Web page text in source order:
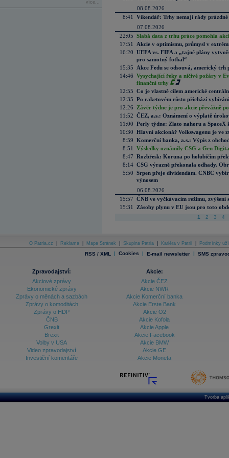
více...
08.08.2026
8:41
Víkendář: Trhy nemají rády prázdné
07.08.2026
22:05 Slabá data z trhu práce pomohla
17:51
Akcie v optimismu, průmysl v
16:20 UEFA vs. FIFA a „tajné plány
pro samotný fotbal“
15:35
Akce Fedu se odsouvá, americký
14:46 Vysychající řeky a ničivé požáry v
finanční trhy
12:55 Co je vlastně cílem americké
12:35 Po raketovém růstu přichází
12:26
Závěr týdne je pro akcie převážně
11:52 ČEZ, a.s.: Oznámení o výplatě
11:00 Perly týdne: Zlato nahoru a SpaceX
10:30 Hlavní akcionář Volkswagenu je ve
8:59 Komerční banka, a.s.: Výpis z
8:51
Výsledky oznámily CSG a Gen
8:47 Rozbřesk: Koruna po holubičím
8:14 CSG výrazně překonala odhady.
5:50 Srpen přeje dividendám. CNBC
výnosem
06.08.2026
15:57 ČNB ve vyčkávacím režimu, zvýšení
15:31
Zásoby plynu v EU jsou pro toto
1 2 3 4
O Patria.cz Reklama Mapa Stránek Skupina Patria Kariéra v Patrii Podmínky
RSS / XML | Cookies | E-mail newsletter | SMS
Zpravodajství:
Akciové zprávy
Ekonomické zprávy
Zprávy o měnách a sazbách
Zprávy o komoditách
Zprávy o HDP
ČNB
Grexit
Brexit
Volby v USA
Video zpravodajství
Investiční komentáře
Akcie:
Akcie ČEZ
Akcie NWR
Akcie Komerční banka
Akcie Erste Bank
Akcie O2
Akcie Kofola
Akcie Apple
Akcie Facebook
Akcie BMW
Akcie GE
Akcie Moneta
Tvorba